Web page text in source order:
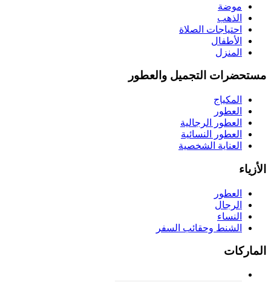
موضة
الذهب
احتياجات الصلاة
الأطفال
المنزل
مستحضرات التجميل والعطور
المكياج
العطور
العطور الرجالية
العطور النسائية
العناية الشخصية
الأزياء
العطور
الرجال
النساء
الشنط وحقائب السفر
الماركات